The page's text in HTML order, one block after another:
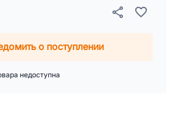
о поступлении
недоступна